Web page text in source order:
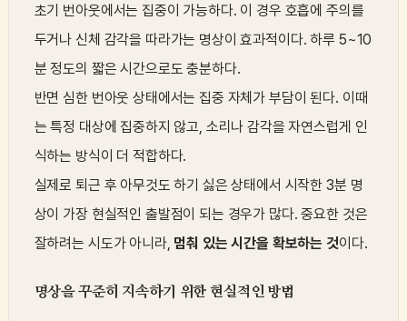
초기 번아웃에서는 집중이 가능하다. 이 경우 호흡에 주의를
두거나 신체 감각을 따라가는 명상이 효과적이다. 하루 5~10
분 정도의 짧은 시간으로도 충분하다.
반면 심한 번아웃 상태에서는 집중 자체가 부담이 된다. 이때
는 특정 대상에 집중하지 않고, 소리나 감각을 자연스럽게 인
식하는 방식이 더 적합하다.
실제로 퇴근 후 아무것도 하기 싫은 상태에서 시작한 3분 명
상이 가장 현실적인 출발점이 되는 경우가 많다. 중요한 것은
잘하려는 시도가 아니라, 멈춰 있는 시간을 확보하는 것이다.
명상을 꾸준히 지속하기 위한 현실적인 방법